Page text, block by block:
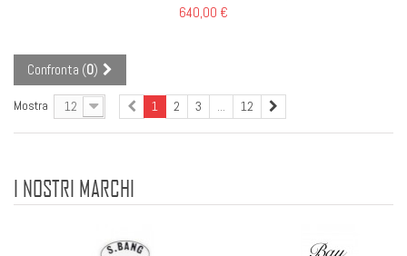
640,00 €
Confronta (0)
Mostra 12 1 2 3 ... 12
I NOSTRI MARCHI